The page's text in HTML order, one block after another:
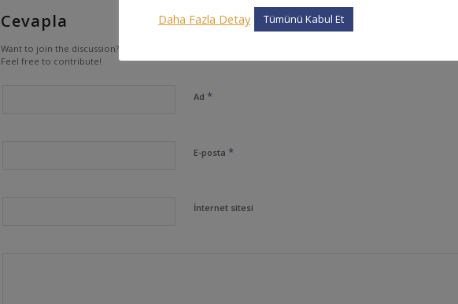
Cevapla
Want to join the discussion?
Feel free to contribute!
Ad *
E-posta *
İnternet sitesi
Daha Fazla Detay
Tümünü Kabul Et